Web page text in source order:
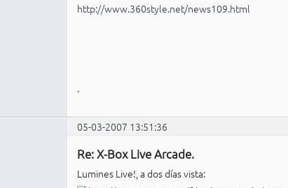
http://www.360style.net/news109.html
.
05-03-2007 13:51:36
Re: X-Box Live Arcade.
Lumines Live!, a dos días vista: